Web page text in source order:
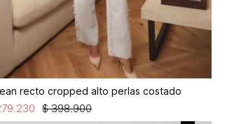
recto cropped alto perlas costado
$ 398.900
.230